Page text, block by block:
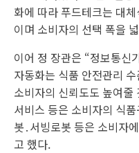
화에 따라 푸드테크는 대
이며 소비자의 선택 폭을
이어 정 장관은 “정보통신
자동화는 식품 안전관리
소비자의 신뢰도도 높여줄
서비스 등은 소비자의 식
봇․서빙로봇 등은 소비자
고 했다.